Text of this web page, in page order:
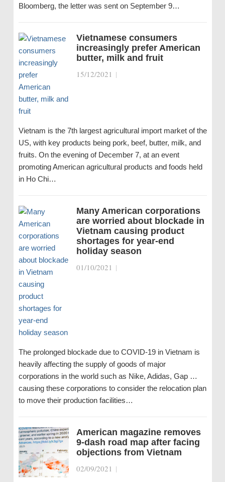
Bloomberg, the letter was sent on September 9…
Vietnamese consumers
increasingly prefer American
butter, milk and fruit
15/12/2021 |
Vietnam is the 7th largest agricultural import market of the
US, with key products being pork, beef, butter, milk, and
fruits. On the evening of December 7, at an event
promoting American agricultural products and foods held
in Ho Chi…
Many American corporations
are worried about blockade in
Vietnam causing product
shortages for year-end
holiday season
01/10/2021 |
The prolonged blockade due to COVID-19 in Vietnam is
heavily affecting the supply of goods of major
corporations in the world such as Nike, Adidas, Gap …
causing these corporations to consider the relocation plan
to move their production facilities…
American magazine removes
9-dash road map after facing
objections from Vietnam
02/09/2021 |